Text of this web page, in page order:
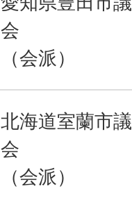
会
（会派）
北海道室蘭市議
会
（会派）